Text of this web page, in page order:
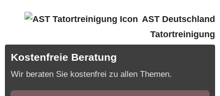
AST Deutschland
Tatortreinigung
Kostenfreie Beratung
Wir beraten Sie kostenfrei zu allen Themen.